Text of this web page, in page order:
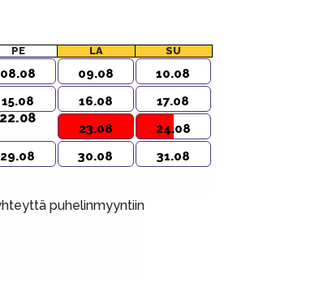
PE LA SU
08.08 09.08
10.08
15.08 16.08
17.08
22.08
23.08
24.08
29.08 30.08
31.08
puhelinmyyntiin